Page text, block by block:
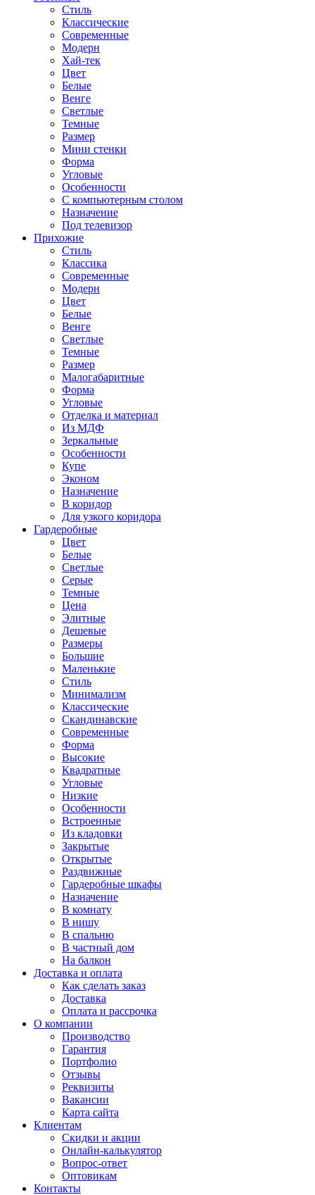
Стиль
Классические
Современные
Модерн
Хай-тек
Цвет
Белые
Венге
Светлые
Темные
Размер
Мини стенки
Форма
Угловые
Особенности
С компьютерным столом
Назначение
Под телевизор
Прихожие
Стиль
Классика
Современные
Модерн
Цвет
Белые
Венге
Светлые
Темные
Размер
Малогабаритные
Форма
Угловые
Отделка и материал
Из МДФ
Зеркальные
Особенности
Купе
Эконом
Назначение
В коридор
Для узкого коридора
Гардеробные
Цвет
Белые
Светлые
Серые
Темные
Цена
Элитные
Дешевые
Размеры
Большие
Маленькие
Стиль
Минимализм
Классические
Скандинавские
Современные
Форма
Высокие
Квадратные
Угловые
Низкие
Особенности
Встроенные
Из кладовки
Закрытые
Открытые
Раздвижные
Гардеробные шкафы
Назначение
В комнату
В нишу
В спальню
В частный дом
На балкон
Доставка и оплата
Как сделать заказ
Доставка
Оплата и рассрочка
О компании
Производство
Гарантия
Портфолио
Отзывы
Реквизиты
Вакансии
Карта сайта
Клиентам
Скидки и акции
Онлайн-калькулятор
Вопрос-ответ
Оптовикам
Контакты